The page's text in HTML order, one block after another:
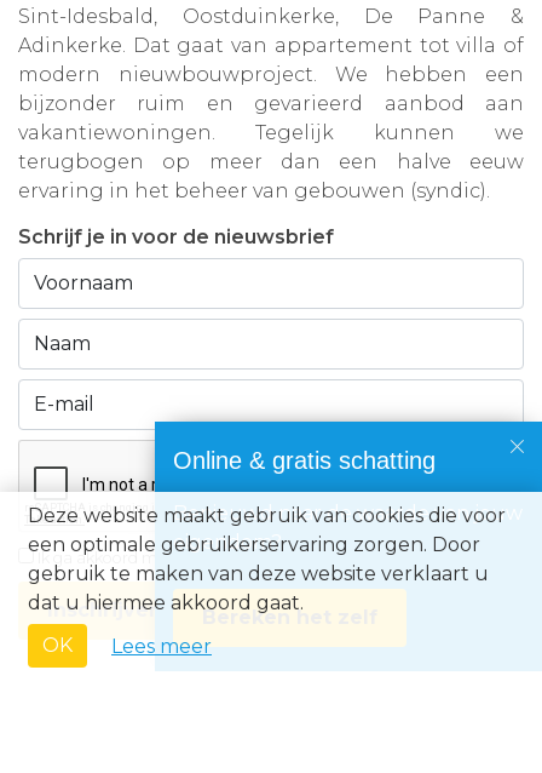
Online & gratis schatting
Benieuwd naar de waarde van jouw
eigendom?
Bereken het zelf
Sint-Idesbald, Oostduinkerke, De Panne &
Adinkerke. Dat gaat van appartement tot villa of
modern nieuwbouwproject. We hebben een
bijzonder ruim en gevarieerd aanbod aan
vakantiewoningen. Tegelijk kunnen we
terugbogen op meer dan een halve eeuw
ervaring in het beheer van gebouwen (syndic).
Schrijf je in voor de nieuwsbrief
Ik ga akkoord met de privacyvoorwaarden
Inschrijven
Deze website maakt gebruik van cookies die voor
een optimale gebruikerservaring zorgen. Door
gebruik te maken van deze website verklaart u
dat u hiermee akkoord gaat.
OK
Lees meer